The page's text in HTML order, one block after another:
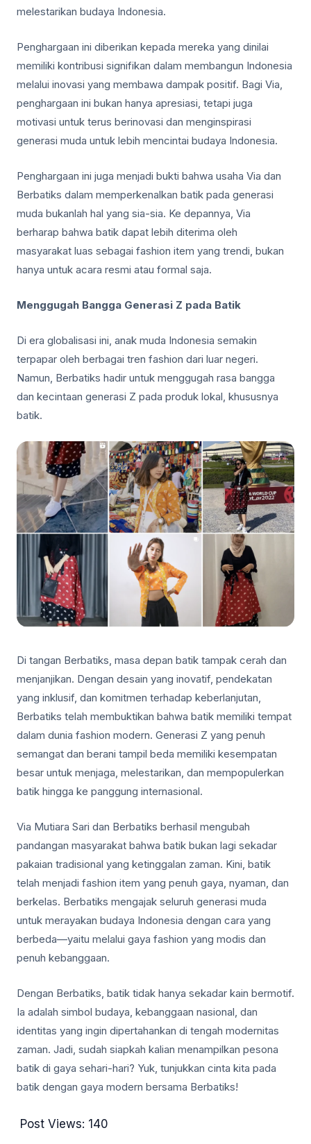
melestarikan budaya Indonesia.
Penghargaan ini diberikan kepada mereka yang dinilai
memiliki kontribusi signifikan dalam membangun Indonesia
melalui inovasi yang membawa dampak positif. Bagi Via,
penghargaan ini bukan hanya apresiasi, tetapi juga
motivasi untuk terus berinovasi dan menginspirasi
generasi muda untuk lebih mencintai budaya Indonesia.
Penghargaan ini juga menjadi bukti bahwa usaha Via dan
Berbatiks dalam memperkenalkan batik pada generasi
muda bukanlah hal yang sia-sia. Ke depannya, Via
berharap bahwa batik dapat lebih diterima oleh
masyarakat luas sebagai fashion item yang trendi, bukan
hanya untuk acara resmi atau formal saja.
Menggugah Bangga Generasi Z pada Batik
Di era globalisasi ini, anak muda Indonesia semakin
terpapar oleh berbagai tren fashion dari luar negeri.
Namun, Berbatiks hadir untuk menggugah rasa bangga
dan kecintaan generasi Z pada produk lokal, khususnya
batik.
Di tangan Berbatiks, masa depan batik tampak cerah dan
menjanjikan. Dengan desain yang inovatif, pendekatan
yang inklusif, dan komitmen terhadap keberlanjutan,
Berbatiks telah membuktikan bahwa batik memiliki tempat
dalam dunia fashion modern. Generasi Z yang penuh
semangat dan berani tampil beda memiliki kesempatan
besar untuk menjaga, melestarikan, dan mempopulerkan
batik hingga ke panggung internasional.
Via Mutiara Sari dan Berbatiks berhasil mengubah
pandangan masyarakat bahwa batik bukan lagi sekadar
pakaian tradisional yang ketinggalan zaman. Kini, batik
telah menjadi fashion item yang penuh gaya, nyaman, dan
berkelas. Berbatiks mengajak seluruh generasi muda
untuk merayakan budaya Indonesia dengan cara yang
berbeda—yaitu melalui gaya fashion yang modis dan
penuh kebanggaan.
Dengan Berbatiks, batik tidak hanya sekadar kain bermotif.
Ia adalah simbol budaya, kebanggaan nasional, dan
identitas yang ingin dipertahankan di tengah modernitas
zaman. Jadi, sudah siapkah kalian menampilkan pesona
batik di gaya sehari-hari? Yuk, tunjukkan cinta kita pada
batik dengan gaya modern bersama Berbatiks!
Post Views: 140